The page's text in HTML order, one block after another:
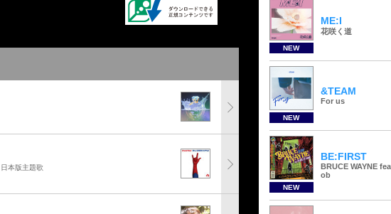
本版主題歌
NEW
ME:I
花咲く道
NEW
&TEAM
For us
NEW
BE:FIRST
BRUCE WAYNE
ob